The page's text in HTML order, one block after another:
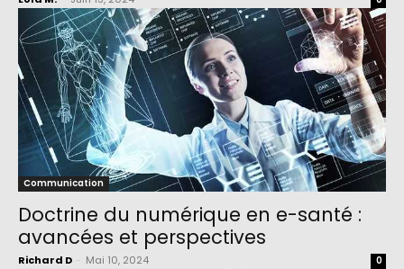
Communication
Doctrine du numérique en e-santé :
avancées et perspectives
Richard D Mai 10, 2024 0